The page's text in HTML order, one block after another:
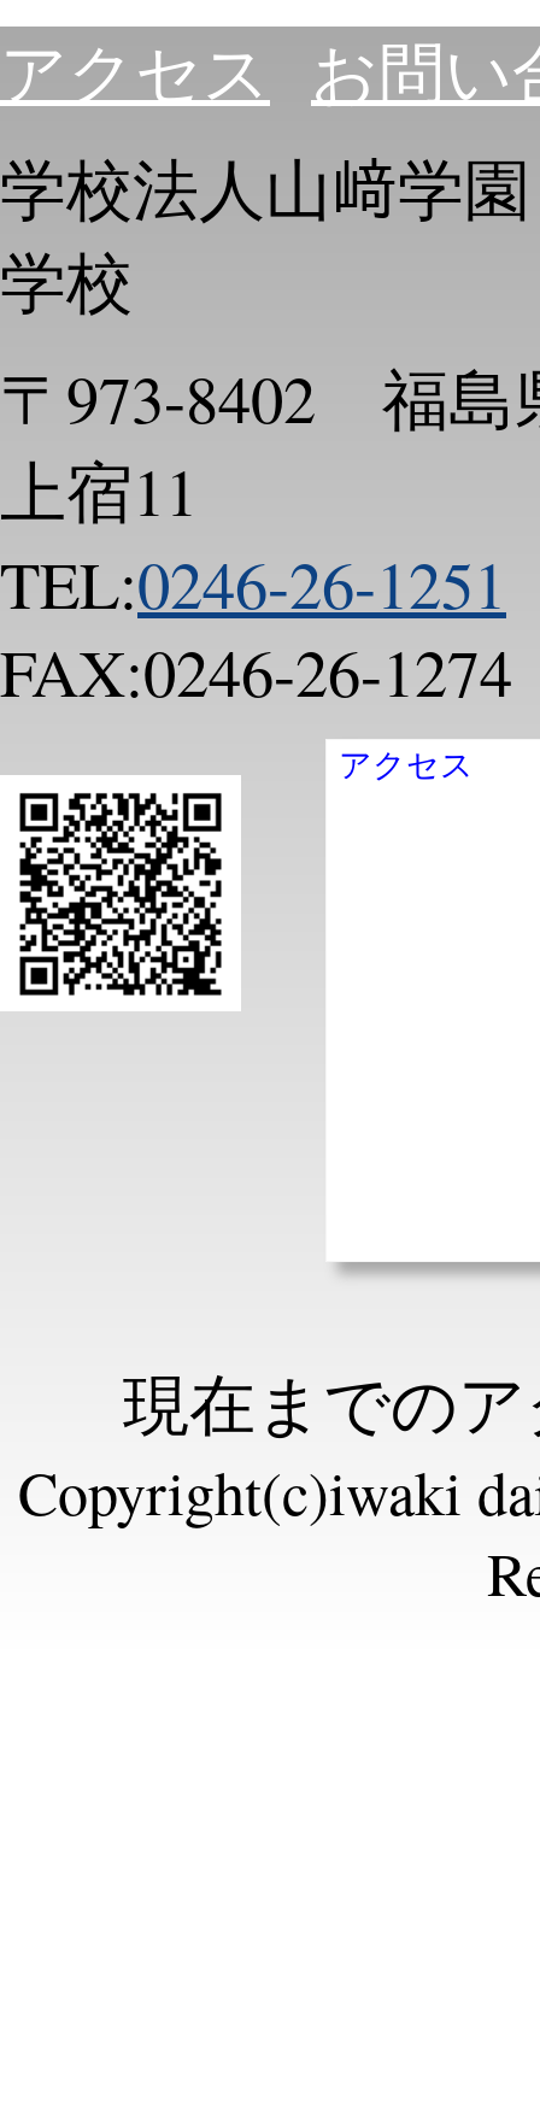
アクセス
お問い
学校法人山﨑学
学校
〒973-8402 福島
上宿11
TEL:0246-26-1251
FAX:0246-26-1274
アクセス
現在までのア
Copyright(c)iwaki